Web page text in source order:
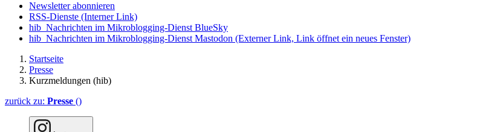
Newsletter abonnieren
RSS-Dienste (Interner Link)
hib_Nachrichten im Mikroblogging-Dienst BlueSky
hib_Nachrichten im Mikroblogging-Dienst Mastodon (Externer Link, Link öffnet ein neues Fenster)
Startseite
Presse
Kurzmeldungen (hib)
zurück zu: Presse ()